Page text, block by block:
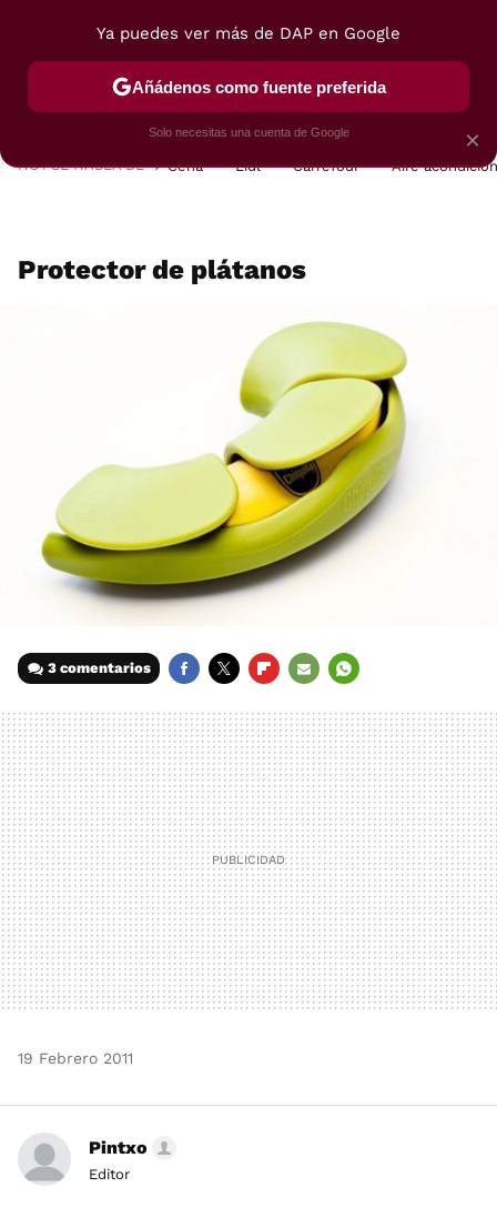
POSTRES VIAJES SELECCIÓN VEGUI
HOY SE HABLA DE Cena Lidl Carrefour Aire
Protector de plátanos
3 comentarios
MAIL
19 Febrero 2011
Pintxo
Editor
×
Ya puedes ver más de DAP en Google
Añádenos como fuente preferida
Solo necesitas una cuenta de Google